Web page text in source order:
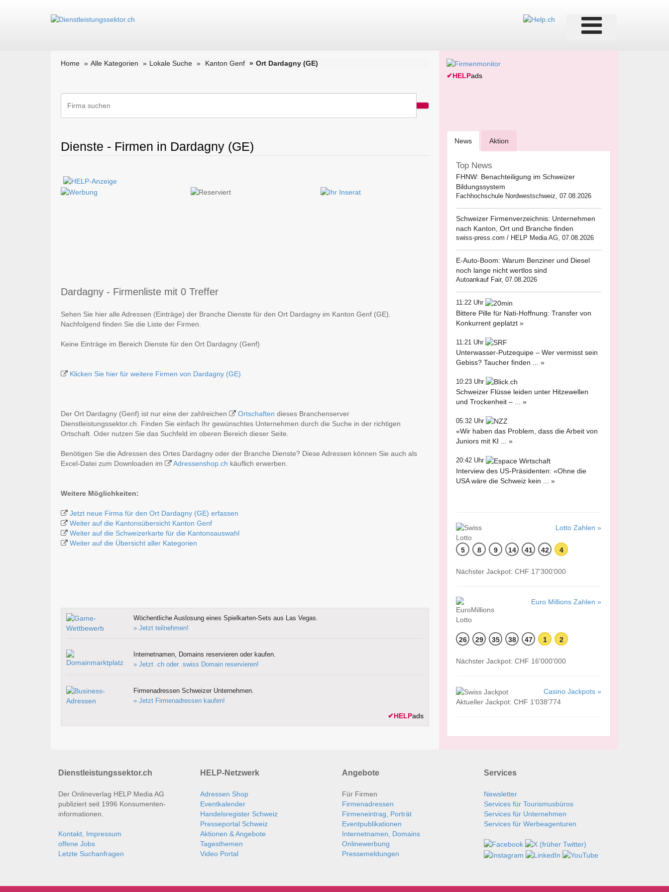
Home Alle Kategorien Lokale Suche Kanton Genf Ort Dardagny (GE)
Dienste - Firmen in Dardagny (GE)
Dardagny - Firmenliste mit 0 Treffer
Sehen Sie hier alle Adressen (Einträge) der Branche Dienste für den Ort Dardagny im Kanton Genf (GE).
Nachfolgend finden Sie die Liste der Firmen.
Keine Einträge im Bereich Dienste für den Ort Dardagny (Genf)
Klicken Sie hier für weitere Firmen von Dardagny (GE)
Der Ort Dardagny (Genf) ist nur eine der zahlreichen Ortschaften dieses Branchenserver
Dienstleistungssektor.ch. Finden Sie einfach Ihr gewünschtes Unternehmen durch die Suche in der richtigen
Ortschaft. Oder nutzen Sie das Suchfeld im oberen Bereich dieser Seite.
Benötigen Sie die Adressen des Ortes Dardagny oder der Branche Dienste? Diese Adressen können Sie auch als
Excel-Datei zum Downloaden im
Adressenshop.ch käuflich erwerben.
Weitere Möglichkeiten:
Jetzt neue Firma für den Ort Dardagny (GE) erfassen
Weiter auf die Kantonsübersicht Kanton Genf
Weiter auf die Schweizerkarte für die Kantonsauswahl
Weiter auf die Übersicht aller Kategorien
Wöchentliche Auslosung eines Spielkarten-Sets aus Las Vegas.
» Jetzt teilnehmen!
Internetnamen, Domains reservieren oder kaufen.
» Jetzt .ch oder .swiss Domain reservieren!
Firmenadressen Schweizer Unternehmen.
» Jetzt Firmenadressen kaufen!
✔HELPads
✔HELPads
News Aktion
Top News
FHNW: Benachteiligung im Schweizer
Bildungssystem
Fachhochschule Nordwestschweiz, 07.08.2026
Schweizer Firmenverzeichnis: Unternehmen
nach Kanton, Ort und Branche finden
swiss-press.com / HELP Media AG, 07.08.2026
E-Auto-Boom: Warum Benziner und Diesel
noch lange nicht wertlos sind
Autoankauf Fair, 07.08.2026
11:22 Uhr
Bittere Pille für Nati-Hoffnung: Transfer von
Konkurrent geplatzt »
11:21 Uhr
Unterwasser-Putzequipe – Wer vermisst sein
Gebiss? Taucher finden ... »
10:23 Uhr
Schweizer Flüsse leiden unter Hitzewellen
und Trockenheit – ... »
05:32 Uhr
«Wir haben das Problem, dass die Arbeit von
Juniors mit KI ... »
20:42 Uhr
Interview des US-Präsidenten: «Ohne die
USA wäre die Schweiz kein ... »
Lotto Zahlen »
5 8 9 14 41 42 4
Nächster Jackpot: CHF 17'300'000
Euro Millions Zahlen »
26 29 35 38 47 1 2
Nächster Jackpot: CHF 16'000'000
Casino Jackpots »
Aktueller Jackpot: CHF 1'038'774
Dienstleistungssektor.ch
Der Onlineverlag HELP Media AG
publiziert seit 1996 Konsumenten­
informationen.
Kontakt, Impressum
offene Jobs
Letzte Suchanfragen
HELP-Netzwerk
Adressen Shop
Eventkalender
Handelsregister Schweiz
Presseportal Schweiz
Aktionen & Angebote
Tagesthemen
Video Portal
Angebote
Für Firmen
Firmenadressen
Firmeneintrag, Porträt
Eventpublikationen
Internetnamen, Domains
Onlinewerbung
Pressemeldungen
Services
Newsletter
Services für Tourismusbüros
Services für Unternehmen
Services für Werbeagenturen